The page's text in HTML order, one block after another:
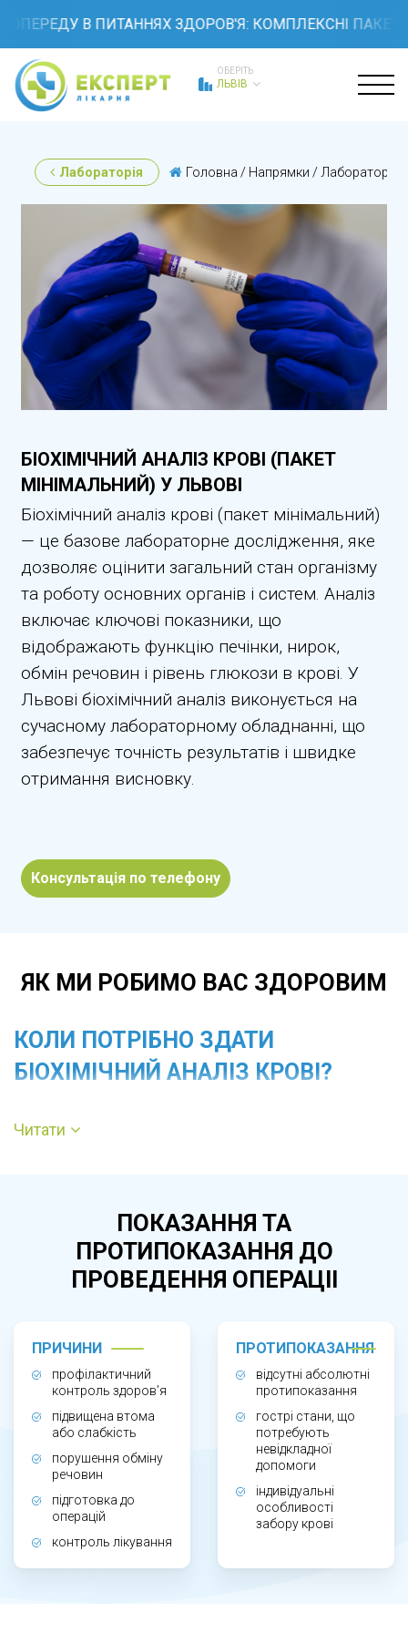
В ПИТАННЯХ ЗДОРОВ'Я: КОМПЛЕКСНІ ПАКЕТИ
ОБЕРІТЬ
ЛЬВІВ
Лабораторія Головна / Напрямки /Лабораторія
БІОХІМІЧНИЙ АНАЛІЗ КРОВІ (ПАКЕТ
МІНІМАЛЬНИЙ) У ЛЬВОВІ
Біохімічний аналіз крові (пакет мінімальний)
— це базове лабораторне дослідження, яке
дозволяє оцінити загальний стан організму
та роботу основних органів і систем. Аналіз
включає ключові показники, що
відображають функцію печінки, нирок,
обмін речовин і рівень глюкози в крові. У
Львові біохімічний аналіз виконується на
сучасному лабораторному обладнанні, що
забезпечує точність результатів і швидке
отримання висновку.
Консультація по телефону
ЯК МИ РОБИМО ВАС ЗДОРОВИМ
КОЛИ ПОТРІБНО ЗДАТИ
БІОХІМІЧНИЙ АНАЛІЗ КРОВІ?
Обстеження рекомендується для
при підвищеній втомі, слабкості, змінах
апетиту, болях у животі або порушеннях
обміну речовин. Аналіз також призначають
ЯК ПРОХОДИТЬ ДОСЛІДЖЕННЯ?
Для аналізу використовується венозна кров.
Забір проводиться натще, що дозволяє
отримати найбільш точні результати. У
лабораторії визначають основні біохімічні
та за необхідності рекомендує додаткові
Читати
ПОКАЗАННЯ ТА
ПРОТИПОКАЗАННЯ ДО
ПРОВЕДЕННЯ ОПЕРАЦІІ
ПРИЧИНИ
профілактичний
контроль здоров’я
підвищена втома
або слабкість
порушення обміну
речовин
підготовка до
операцій
контроль лікування
ПРОТИПОКАЗАННЯ
відсутні абсолютні
протипоказання
гострі стани, що
потребують
невідкладної
допомоги
індивідуальні
особливості
забору крові